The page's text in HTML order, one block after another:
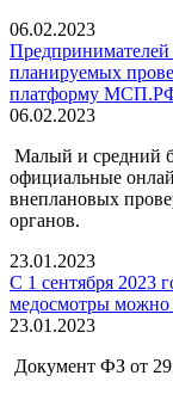
06.02.2023
Предпринимателей
планируемых
платформу
06.02.2023
Малый и средний
официальные
внеплановых
органов.
23.01.2023
С 1 сентября 2023
медосмотры можно
23.01.2023
Документ ФЗ от